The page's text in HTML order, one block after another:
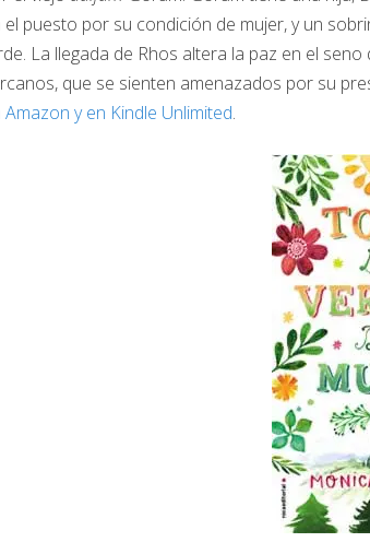
el puesto por su condición de mujer, y un
La llegada de Rhos altera la paz en el
que se sienten amenazados por su
Amazon y en Kindle Unlimited.